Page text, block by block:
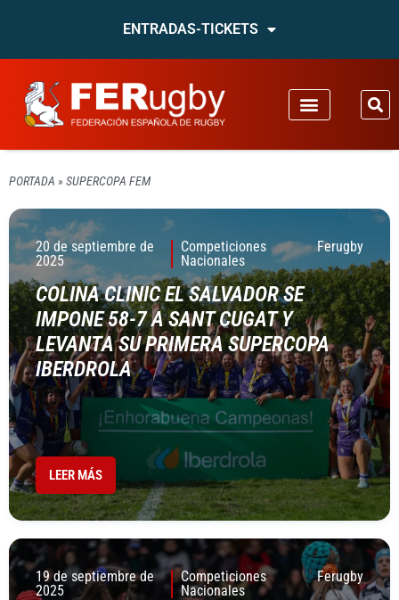
ENTRADAS-TICKETS
PORTADA » SUPERCOPA FEM
20 de septiembre de
2025
Competiciones
Nacionales
Ferugby
COLINA CLINIC EL SALVADOR SE
IMPONE 58-7 A SANT CUGAT Y
LEVANTA SU PRIMERA SUPERCOPA
IBERDROLA
LEER MÁS
19 de septiembre de
2025
Competiciones
Nacionales
Ferugby